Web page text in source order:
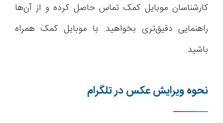
کارشناسان موبایل کمک تماس حاصل کرده و از آن‌ها
راهنمایی دقیق‌تری بخواهید. با موبایل کمک همراه
باشید.
نحوه ویرایش عکس در تلگرام